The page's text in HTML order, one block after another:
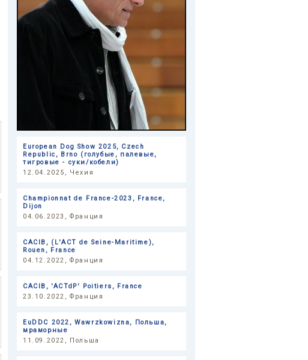
European Dog Show 2025, Czech
Republic, Brno (голубые, палевые,
тигровые - суки/кобели)
12.04.2025, Чехия
Championnat de France-2023, France,
Dijon
04.06.2023, Франция
CACIB, (L'ACT de Seine-Maritime),
Rouen, France
04.12.2022, Франция
CACIB, 'ACTdP' Poitiers, France
23.10.2022, Франция
EuDDC 2022, Wawrzkowizna, Польша,
мраморные
11.09.2022, Польша